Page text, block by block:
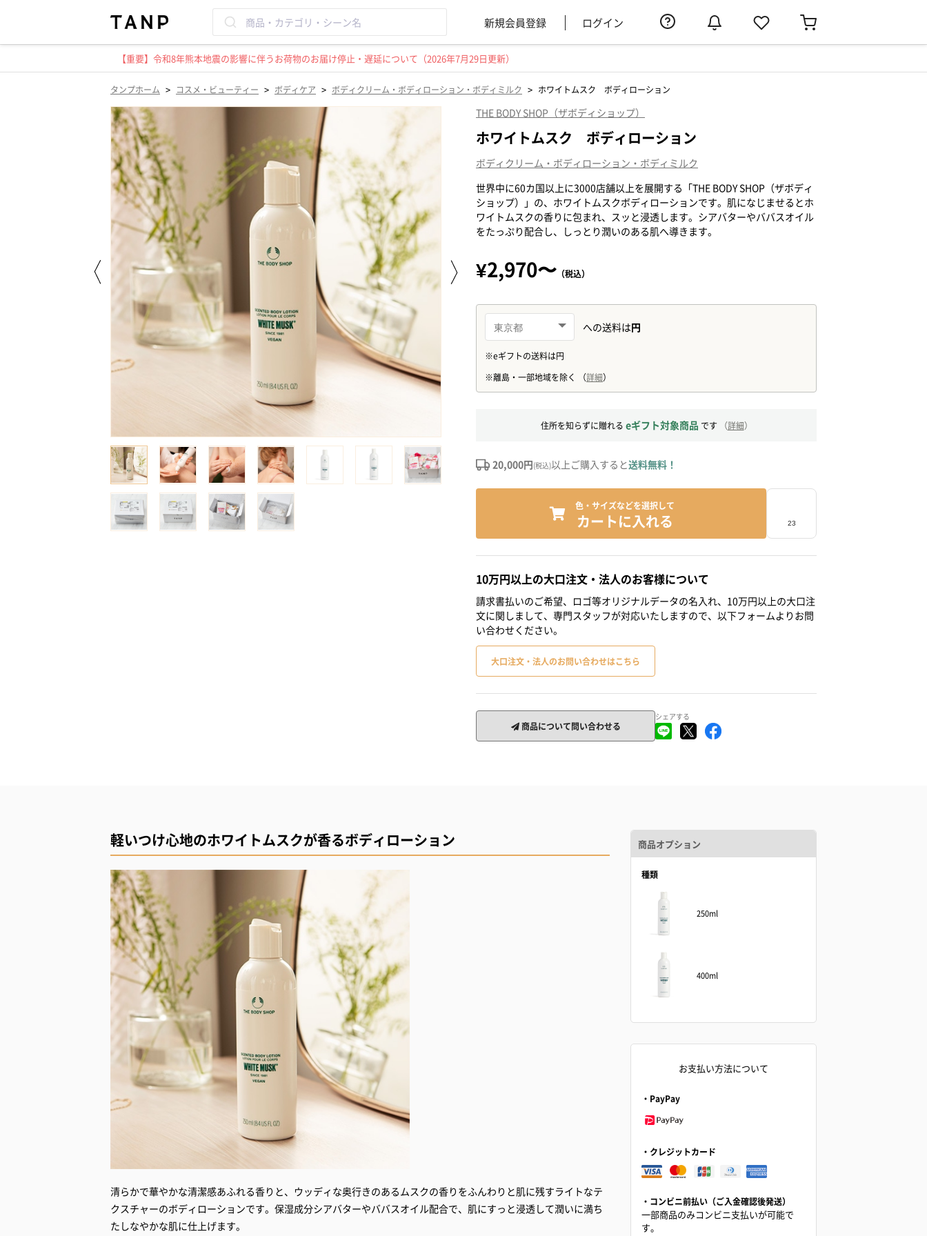
新規会員登録 ログイン
【重要】令和8年熊本地震の影響に伴うお荷物のお届け停止・遅延について（2026年7月29日更新）
タンプホーム > コスメ・ビューティー > ボディケア > ボディクリーム・ボディローション・ボディミルク > ホワイトムスク ボディローション
THE BODY SHOP（ザボディショップ）
ホワイトムスク ボディローション
ボディクリーム・ボディローション・ボディミルク
世界中に60カ国以上に3000店舗以上を展開する「THE BODY SHOP（ザボディ
ショップ）」の、ホワイトムスクボディローションです。肌になじませるとホ
ワイトムスクの香りに包まれ、スッと浸透します。シアバターやババスオイル
をたっぷり配合し、しっとり潤いのある肌へ導きます。
¥2,970〜 （税込）
住所を知らずに贈れる eギフト対象商品 です （詳細）
20,000円(税込)以上ご購入すると送料無料！
色・サイズなどを選択して
カートに入れる
10万円以上の大口注文・法人のお客様について
請求書払いのご希望、ロゴ等オリジナルデータの名入れ、10万円以上の大口注
文に関しまして、専門スタッフが対応いたしますので、以下フォームよりお問
い合わせください。
大口注文・法人のお問い合わせはこちら
商品について問い合わせる
シェアする
軽いつけ心地のホワイトムスクが香るボディローション
清らかで華やかな清潔感あふれる香りと、ウッディな奥行きのあるムスクの香りをふんわりと肌に残すライトなテ
クスチャーのボディローションです。保湿成分シアバターやババスオイル配合で、肌にすっと浸透して潤いに満ち
商品オプション
種類
250ml
400ml
お支払い方法について
・PayPay
・クレジットカード
・コンビニ前払い（ご入金確認後発送）
一部商品のみコンビニ支払いが可能で
す。